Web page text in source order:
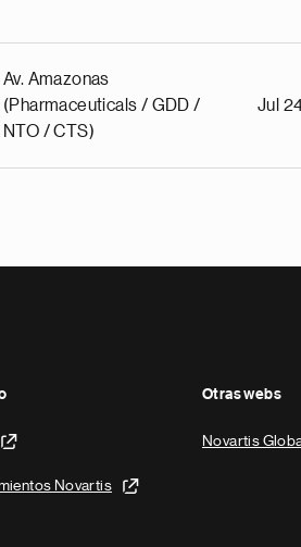
Av. Amazonas
(Pharmaceuticals / GDD /
NTO / CTS)
Jul
Novartis
Otras webs
Novartis